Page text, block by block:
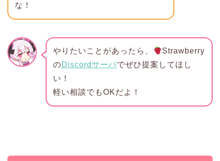
な！
やりたいことがあったら、
Strawberry
のDiscordサーバでぜひ提案してほし
い！
軽い相談でもOKだよ！